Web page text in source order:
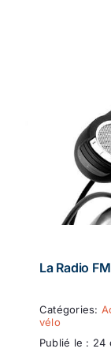
La Radio
Catégories:
vélo
Publié le : 24